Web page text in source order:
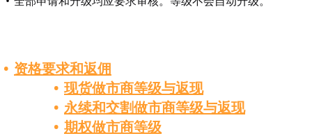
资格要求和返佣
现货做市商等级与返现
永续和交割做市商等级与返现
期权做市商等级